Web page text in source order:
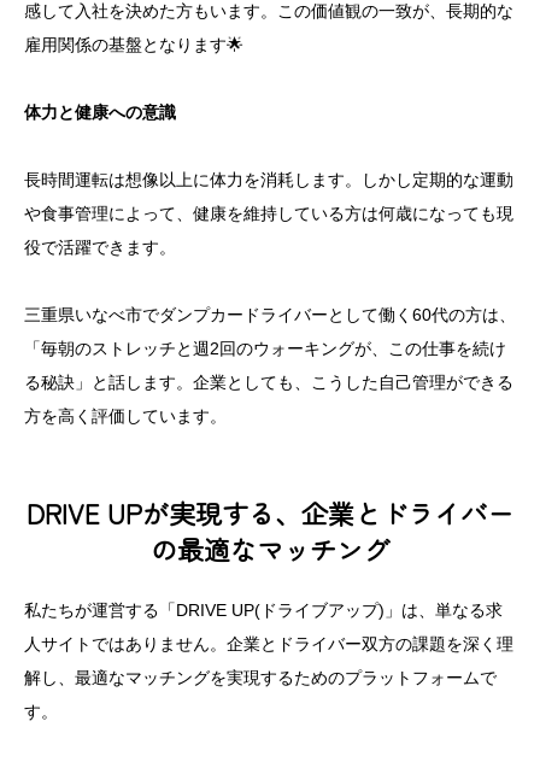
感して入社を決めた方もいます。この価値観の一致が、長期的な
雇用関係の基盤となります🌟
体力と健康への意識
長時間運転は想像以上に体力を消耗します。しかし定期的な運動
や食事管理によって、健康を維持している方は何歳になっても現
役で活躍できます。
三重県いなべ市でダンプカードライバーとして働く60代の方は、
「毎朝のストレッチと週2回のウォーキングが、この仕事を続け
る秘訣」と話します。企業としても、こうした自己管理ができる
方を高く評価しています。
DRIVE UPが実現する、企業とドライバー
の最適なマッチング
私たちが運営する「DRIVE UP(ドライブアップ)」は、単なる求
人サイトではありません。企業とドライバー双方の課題を深く理
解し、最適なマッチングを実現するためのプラットフォームで
す。